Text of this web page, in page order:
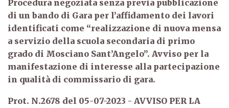
Procedura negoziata senza previa pubblicazione
di un bando di Gara per l’affidamento dei lavori
identificati come “realizzazione di nuova mensa
a servizio della scuola secondaria di primo
grado di Mosciano Sant’Angelo”. Avviso per la
manifestazione di interesse alla partecipazione
in qualità di commissario di gara.
Prot. N.2678 del 05-07-2023 - AVVISO PER LA